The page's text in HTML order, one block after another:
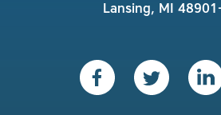
Lansing, MI